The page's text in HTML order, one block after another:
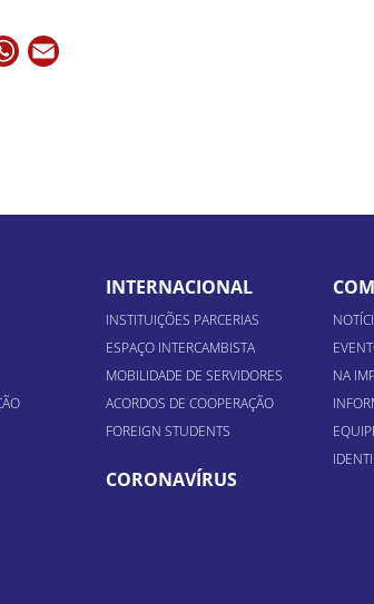
WhatsApp
Email
INTERNACIONAL
INSTITUIÇÕES PARCERIAS
ESPAÇO INTERCAMBISTA
MOBILIDADE DE SERVIDORES
ACORDOS DE COOPERAÇÃO
FOREIGN STUDENTS
CORONAVÍRUS
NA